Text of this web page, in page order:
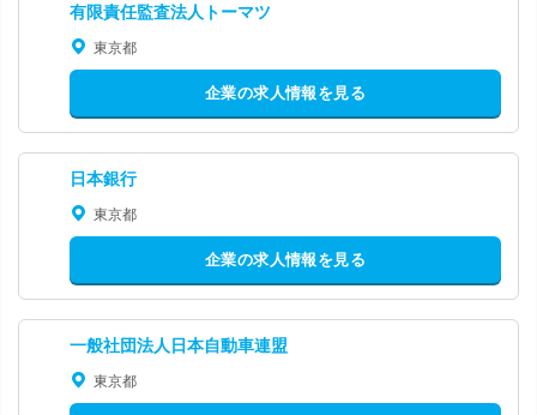
有限責任監査法人トーマツ
東京都
企業の求人情報を見る
日本銀行
東京都
企業の求人情報を見る
一般社団法人日本自動車連盟
東京都